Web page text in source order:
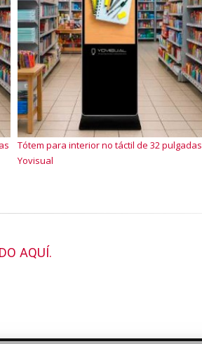
Tótem para interior no táctil de 32 pulgadas
Yovisual
AQUÍ.